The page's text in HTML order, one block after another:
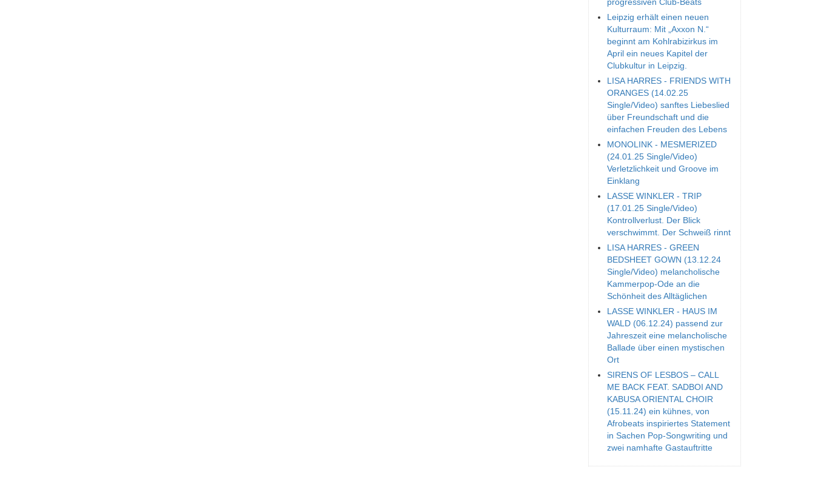
Leipzig erhält einen neuen
Kulturraum: Mit „Axxon N.“
beginnt am Kohlrabizirkus im
April ein neues Kapitel der
Clubkultur in Leipzig.
LISA HARRES - FRIENDS WITH
ORANGES (14.02.25
Single/Video) sanftes Liebeslied
über Freundschaft und die
einfachen Freuden des Lebens
MONOLINK - MESMERIZED
(24.01.25 Single/Video)
Verletzlichkeit und Groove im
Einklang
LASSE WINKLER - TRIP
(17.01.25 Single/Video)
Kontrollverlust. Der Blick
verschwimmt. Der Schweiß rinnt
LISA HARRES - GREEN
BEDSHEET GOWN (13.12.24
Single/Video) melancholische
Kammerpop-Ode an die
Schönheit des Alltäglichen
LASSE WINKLER - HAUS IM
WALD (06.12.24) passend zur
Jahreszeit eine melancholische
Ballade über einen mystischen
Ort
SIRENS OF LESBOS – CALL
ME BACK FEAT. SADBOI AND
KABUSA ORIENTAL CHOIR
(15.11.24) ein kühnes, von
Afrobeats inspiriertes Statement
in Sachen Pop-Songwriting und
zwei namhafte Gastauftritte